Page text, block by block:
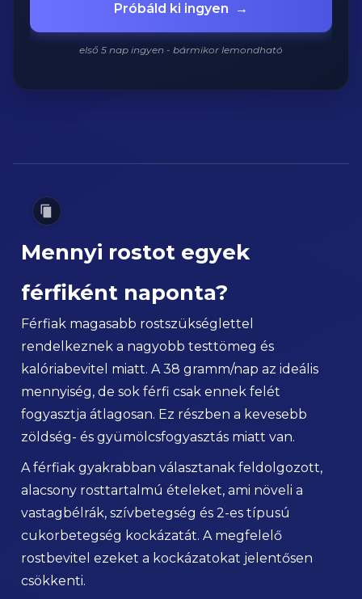
Próbáld ki ingyen →
első 5 nap ingyen - bármikor lemondható
Mennyi rostot egyek
férfiként naponta?
Férfiak magasabb rostszükséglettel
rendelkeznek a nagyobb testtömeg és
kalóriabevitel miatt. A 38 gramm/nap az ideális
mennyiség, de sok férfi csak ennek felét
fogyasztja átlagosan. Ez részben a kevesebb
zöldség- és gyümölcsfogyasztás miatt van.
A férfiak gyakrabban választanak feldolgozott,
alacsony rosttartalmú ételeket, ami növeli a
vastagbélrák, szívbetegség és 2-es típusú
cukorbetegség kockázatát. A megfelelő
rostbevitel ezeket a kockázatokat jelentősen
csökkenti.